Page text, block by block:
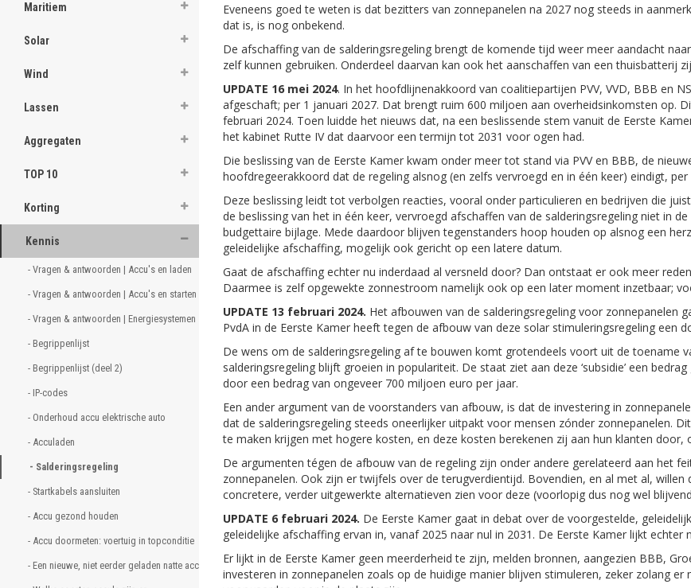
Maritiem
Solar
Wind
Lassen
Aggregaten
TOP 10
Korting
Kennis
- Vragen & antwoorden | Accu's en laden
- Vragen & antwoorden | Accu's en starten
- Vragen & antwoorden | Energiesystemen
- Begrippenlijst
- Begrippenlijst (deel 2)
- IP-codes
- Onderhoud accu elektrische auto
- Acculaden
- Salderingsregeling
- Startkabels aansluiten
- Accu gezond houden
- Accu doormeten: voertuig in topconditie
- Een nieuwe, niet eerder geladen natte accu laden?
Eveneens goed te weten is dat bezitters van zonnepanelen na 2027 nog steeds in
dat is, is nog onbekend.
De afschaffing van de salderingsregeling brengt de komende tijd weer meer aandacht
zelf kunnen gebruiken. Onderdeel daarvan kan ook het aanschaffen van een thuisbatterij
UPDATE 16 mei 2024. In het hoofdlijnenakkoord van coalitiepartijen PVV, VVD, BBB en
afgeschaft; per 1 januari 2027. Dat brengt ruim 600 miljoen aan overheidsinkomsten op.
februari 2024. Toen luidde het nieuws dat, na een beslissende stem vanuit de Eerste
het kabinet Rutte IV dat daarvoor een termijn tot 2031 voor ogen had.
Die beslissing van de Eerste Kamer kwam onder meer tot stand via PVV en BBB, de
hoofdregeerakkoord dat de regeling alsnog (en zelfs vervroegd en in één keer) eindigt, per
Deze beslissing leidt tot verbolgen reacties, vooral onder particulieren en bedrijven die
de beslissing van het in één keer, vervroegd afschaffen van de salderingsregeling niet in
budgettaire bijlage. Mede daardoor blijven tegenstanders hoop houden op alsnog een
geleidelijke afschaffing, mogelijk ook gericht op een latere datum.
Gaat de afschaffing echter nu inderdaad al versneld door? Dan ontstaat er ook meer
Daarmee is zelf opgewekte zonnestroom namelijk ook op een later moment inzetbaar;
UPDATE 13 februari 2024. Het afbouwen van de salderingsregeling voor zonnepanelen
PvdA in de Eerste Kamer heeft tegen de afbouw van deze solar stimuleringsregeling een
De wens om de salderingsregeling af te bouwen komt grotendeels voort uit de toename
salderingsregeling blijft groeien in populariteit. De staat ziet aan deze ‘subsidie’ een
door een bedrag van ongeveer 700 miljoen euro per jaar.
Een ander argument van de voorstanders van afbouw, is dat de investering in
dat de salderingsregeling steeds oneerlijker uitpakt voor mensen zónder zonnepanelen.
te maken krijgen met hogere kosten, en deze kosten berekenen zij aan hun klanten door,
De argumenten tégen de afbouw van de regeling zijn onder andere gerelateerd aan het
zonnepanelen. Ook zijn er twijfels over de terugverdientijd. Bovendien, en al met al,
concretere, verder uitgewerkte alternatieven zien voor deze (voorlopig dus nog wel
UPDATE 6 februari 2024. De Eerste Kamer gaat in debat over de voorgestelde,
geleidelijke afschaffing ervan in, vanaf 2025 naar nul in 2031. De Eerste Kamer lijkt
Er lijkt in de Eerste Kamer geen meerderheid te zijn, melden bronnen, aangezien BBB,
investeren in zonnepanelen zoals op de huidige manier blijven stimuleren, zeker zolang